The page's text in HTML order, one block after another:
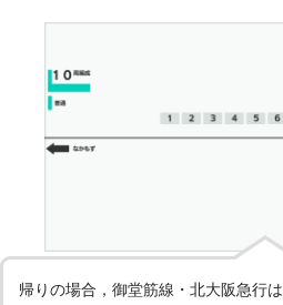
帰りの場合，御堂筋線・北大阪急行は